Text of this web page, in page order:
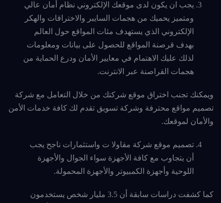
يجب ان يكون لدى موقعك الإلكتروني نظام أمان عالي
ومتميز يحميك من هجمات السايبر والاختراقات والهكر
الإلكتروني الذي يستهدف مئات المواقع حول العالم
بهدف قرصنة المواقع للحصول على بيانات ومعلومات
لذلك عليك الاهتمام في معايير الأمان ودرع الحماية من
هجمات القراصنة عبر الانترنت.
ويمكنك تجنب اختراق موقع شركتك من خلال التعامل مع شركة
تصميم مواقع محترفة وشركة تسويق تقدم لك كافة خدمات الأمن
والأمان لموقعك.
تصميم موقع شركة مقاولا ت واستثمارات ناجح يجب
أن يتجاوب مع كافة الأجهزة سواء الجوال والأجهزة
اللوحية وأجهزة الكمبيوتر والأجهزة المحمولة.
كما كشفت دراسات سابقة أن 3.5 مليار شخص يستخدمون